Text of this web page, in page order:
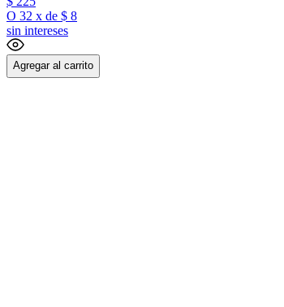
O 32 x de $ 8
sin intereses
Agregar al carrito